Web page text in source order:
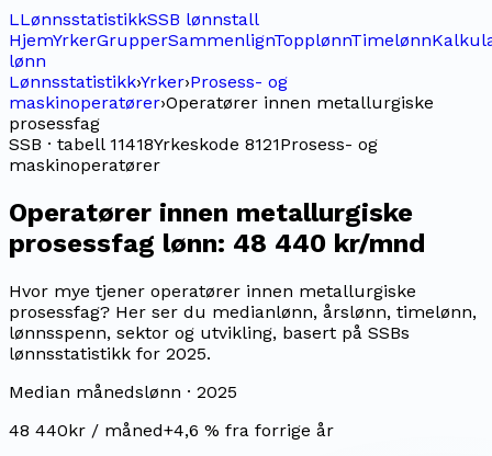
LLønnsstatistikkSSB lønnstall
HjemYrkerGrupperSammenlignTopplønnTimelønn
lønn
Lønnsstatistikk›Yrker›Prosess- og
maskinoperatører›Operatører innen metallurgiske
prosessfag
SSB · tabell 11418Yrkeskode 8121Prosess- og
maskinoperatører
Operatører innen metallurgiske
prosessfag lønn: 48 440 kr/mnd
Hvor mye tjener operatører innen metallurgiske
prosessfag? Her ser du medianlønn, årslønn, timelønn,
lønnsspenn, sektor og utvikling, basert på SSBs
lønnsstatistikk for 2025.
Median månedslønn · 2025
48 440kr / måned+4,6 % fra forrige år